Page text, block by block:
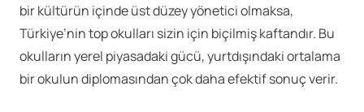
bir kültürün içinde üst düzey yönetici olmaksa,
Türkiye’nin top okulları sizin için biçilmiş kaftandır. Bu
okulların yerel piyasadaki gücü, yurtdışındaki ortalama
bir okulun diplomasından çok daha efektif sonuç verir.